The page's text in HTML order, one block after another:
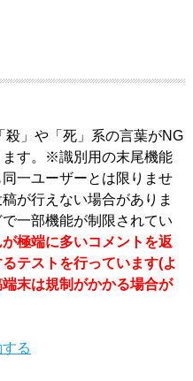
」や「死」系の言葉がNG
ます。※識別用の末尾機能
一ユーザーとは限りませ
が行えない場合がありま
一部機能が制限されてい
極端に多いコメントを返
テストを行っています(よ
末は規制がかかる場合が
る